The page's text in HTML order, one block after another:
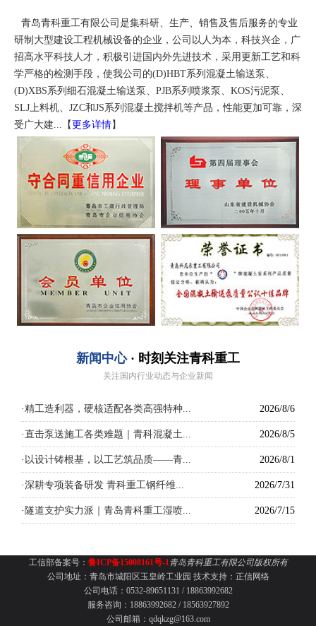
青岛青科重工有限公司是集科研、生产、销售及售后服务的专业
研制大型建设工程机械设备的企业，公司以人为本，科技兴企，广
招高水平科技人才，积极引进国内外先进技术，采用更新工艺和科
学严格的检测手段，使我公司的(D)HBT系列混凝土输送泵、
(D)XBS系列细石混凝土输送泵、PJB系列喷浆泵、KOS污泥泵、
SLJ上料机、JZC和JS系列混凝土搅拌机等产品，性能更加可靠，深
受广大建...【 更多详情】
新闻中心· 时刻关注青科重工
关注国内行业动态与企业新闻
2026/8/6
·精工造利器，硬核适配各类高强特种...
2026/8/5
·直击泵送施工各类难题｜青科混凝土...
2026/8/1
· 以设计铸根基，以工艺筑品质——青...
2026/7/31
·深耕专项装备研发 青科重工钢纤维...
2026/7/15
· 隧道支护实力派｜青岛青科重工湿喷...
工信部备案号： 鲁ICP备15008161号-1青岛青科重工有限公司版权所有
公司地址：青岛市城阳区玉皇岭工业园 技术支持： 正信网络
公司电话：0532-89651131 / 18863992682
服务咨询：18863992682 / 18563927892
公司邮箱：qdqkzg@163.com